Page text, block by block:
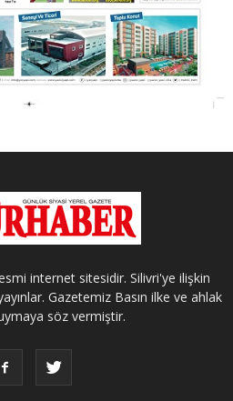
internet sitesidir. Silivri'ye ilişkin
Gazetemiz Basın ilke ve ahlak
söz vermiştir.